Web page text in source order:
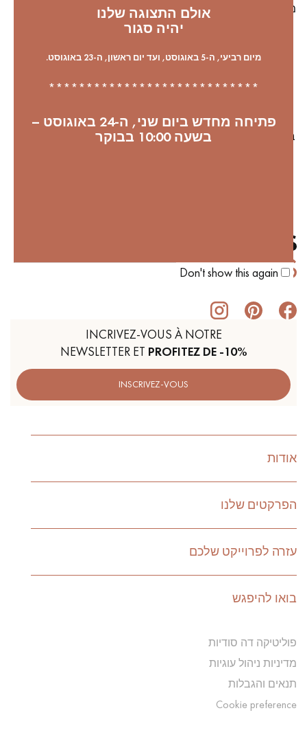
מעלה מ-1000 דגמים במלאי,
המבחר הגדול ביותר
משלוח אקספרס משלוח על
ידי מוביל מיוחד
עזרו לייעור מחדש של יערות
ברחבי העולם. לקנות 1 פרקט
INCRIVEZ-VOUS À NOTRE
NEWSLETTER ET PROFITEZ DE -10%
INSCRIVEZ-VOUS
אודות
הפרקטים שלנו
עזרה לפרוייקט שלכם
בואו להיפגש
פוליטיקה דה סודיות
מדיניות ניהול עוגיות
תנאים והגבלות
Cookie preference
אולם התצוגה שלנו
יהיה סגור
מיום רביעי, ה-5 באוגוסט, ועד יום ראשון, ה-23 באוגוסט.
****************************
פתיחה מחדש ביום שני, ה-24 באוגוסט –
בשעה 10:00 בבוקר
Don't show this again